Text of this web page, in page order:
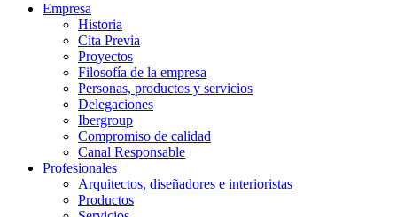
Empresa
Historia
Cita Previa
Proyectos
Filosofía de la empresa
Personas, productos y servicios
Delegaciones
Ibergroup
Compromiso de calidad
Canal Responsable
Profesionales
Arquitectos, diseñadores e interioristas
Productos